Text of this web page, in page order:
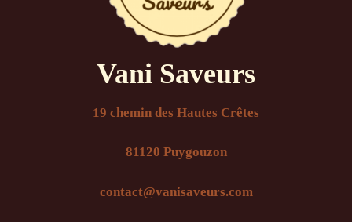
Vani Saveurs
19 chemin des Hautes Crêtes
81120 Puygouzon
contact@vanisaveurs.com